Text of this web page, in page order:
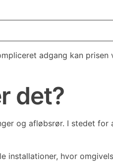
adgang kan prisen
det?
og afløbsrør. I stedet for
installationer, hvor